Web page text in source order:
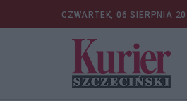
CZWARTEK, 06 SIERPNIA